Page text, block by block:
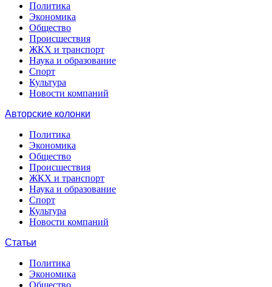
Политика
Экономика
Общество
Происшествия
ЖКХ и транспорт
Наука и образование
Спорт
Культура
Новости компаний
Авторские колонки
Политика
Экономика
Общество
Происшествия
ЖКХ и транспорт
Наука и образование
Спорт
Культура
Новости компаний
Статьи
Политика
Экономика
Общество